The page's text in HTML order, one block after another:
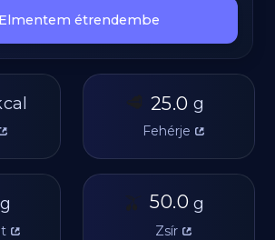
Elmentem étrendembe
🥩 25.0 g
Fehérje
g 🫒 50.0 g
Zsír